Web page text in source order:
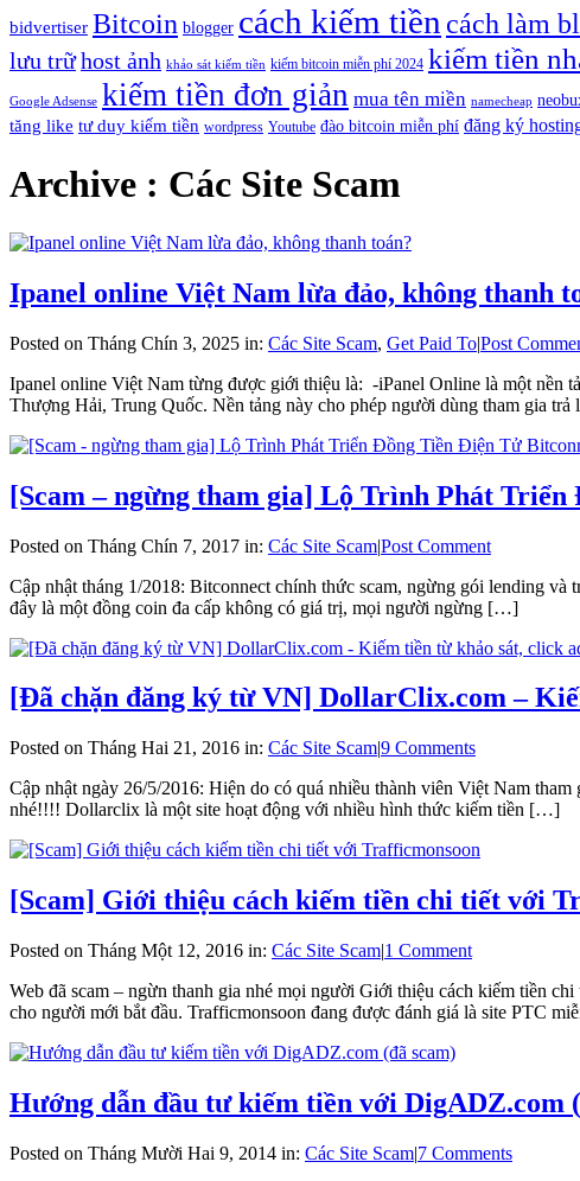
bidvertiser Bitcoin blogger cách kiếm tiền cách làm
lưu trữhost ảnh khảo sát kiếm tiền kiếm bitcoin miễn phí 2024 kiếm tiền
Google Adsense kiếm tiền đơn giản mua tên miền namecheap
tăng like tư duy kiếm tiền wordpress Youtube đào bitcoin miễn phí đăng ký
Archive : Các Site Scam
Ipanel online Việt Nam lừa đảo, không thanh
Posted on Tháng Chín 3, 2025 in: Các Site Scam, Get Paid To|Post
Ipanel online Việt Nam từng được giới thiệu là: -iPanel Online là một nền
Thượng Hải, Trung Quốc. Nền tảng này cho phép người dùng tham gia
[Scam – ngừng tham gia] Lộ Trình Phát
Posted on Tháng Chín 7, 2017 in: Các Site Scam|Post Comment
Cập nhật tháng 1/2018: Bitconnect chính thức scam, ngừng gói lending
đây là một đồng coin đa cấp không có giá trị, mọi người ngừng […]
[Đã chặn đăng ký từ VN] DollarClix.com –
Posted on Tháng Hai 21, 2016 in: Các Site Scam|9 Comments
Cập nhật ngày 26/5/2016: Hiện do có quá nhiều thành viên Việt Nam
nhé!!!! Dollarclix là một site hoạt động với nhiều hình thức kiếm tiền […]
[Scam] Giới thiệu cách kiếm tiền chi tiết với
Posted on Tháng Một 12, 2016 in: Các Site Scam|1 Comment
Web đã scam – ngừn thanh gia nhé mọi người Giới thiệu cách kiếm tiền
cho người mới bắt đầu. Trafficmonsoon đang được đánh giá là site PTC
Hướng dẫn đầu tư kiếm tiền với DigADZ.com
Posted on Tháng Mười Hai 9, 2014 in: Các Site Scam|7 Comments